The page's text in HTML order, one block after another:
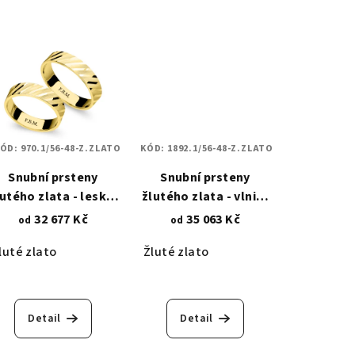
Snubní prsteny
zlata - lesklé
a broušené pruhy
od 32 677 Kč
zlato
Detail
970.1/56-48-Z.ZLATO
Snubní prsteny
žlutého zlata - vlnitý
profil se zirkony
od 35 063 Kč
Žluté zlato
Detail
KÓD: 1892.1/56-48-Z.ZLATO